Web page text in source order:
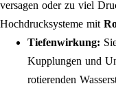
versagen oder zu viel
Hochdrucksysteme mit
Tiefenwirkung:
Kupplungen und
rotierenden